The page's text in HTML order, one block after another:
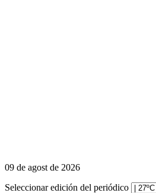
09 de agost de 2026
Seleccionar edición del periódico